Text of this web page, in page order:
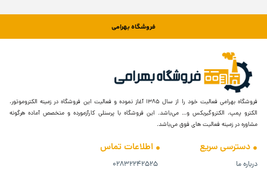
فروشگاه بهرامی
فروشگاه بهرامی فعالیت خود را از سال ۱۳۸۵ آغاز نموده و فعالیت این فروشگاه در زمینه الکتروموتور،
الکترو پمپ، الکتروگیربکس و… می‌باشد. این فروشگاه با پرسنلی کارآزمورده و متخصص آماده هرگونه
مشاوره در زمینه فعالیت های فوق می‌باشد.
دسترسی سریع
درباره ما
اطلاعات تماس
۰۲۸۳۲۲۴۲۵۲۵